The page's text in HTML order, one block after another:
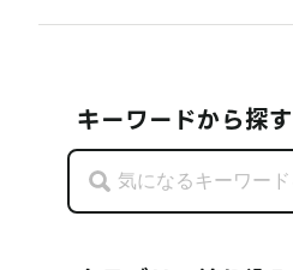
キーワードから探す